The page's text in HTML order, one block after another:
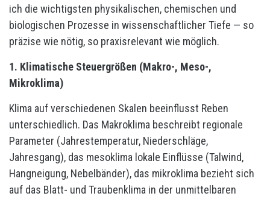
ich die wichtigsten physikalischen, chemischen und
biologischen Prozesse in wissenschaftlicher Tiefe — so
präzise wie nötig, so praxisrelevant wie möglich.
1. Klimatische Steuergrößen (Makro-, Meso-,
Mikroklima)
Klima auf verschiedenen Skalen beeinflusst Reben
unterschiedlich. Das Makroklima beschreibt regionale
Parameter (Jahrestemperatur, Niederschläge,
Jahresgang), das mesoklima lokale Einflüsse (Talwind,
Hangneigung, Nebelbänder), das mikroklima bezieht sich
auf das Blatt- und Traubenklima in der unmittelbaren